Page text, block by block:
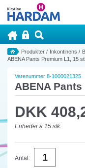
Produkter / Inkontinens /
ABENA Pants Premium L1, 15
Varenummer 8-1000021325
ABENA
DKK
Enheder a 15 stk.
Antal: